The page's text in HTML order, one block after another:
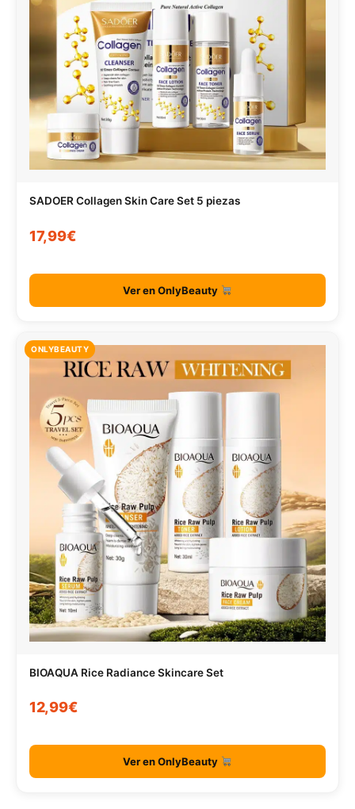
SADOER Collagen Skin Care Set 5 piezas
17,99€
Ver en OnlyBeauty
ONLYBEAUTY
BIOAQUA Rice Radiance Skincare Set
12,99€
Ver en OnlyBeauty